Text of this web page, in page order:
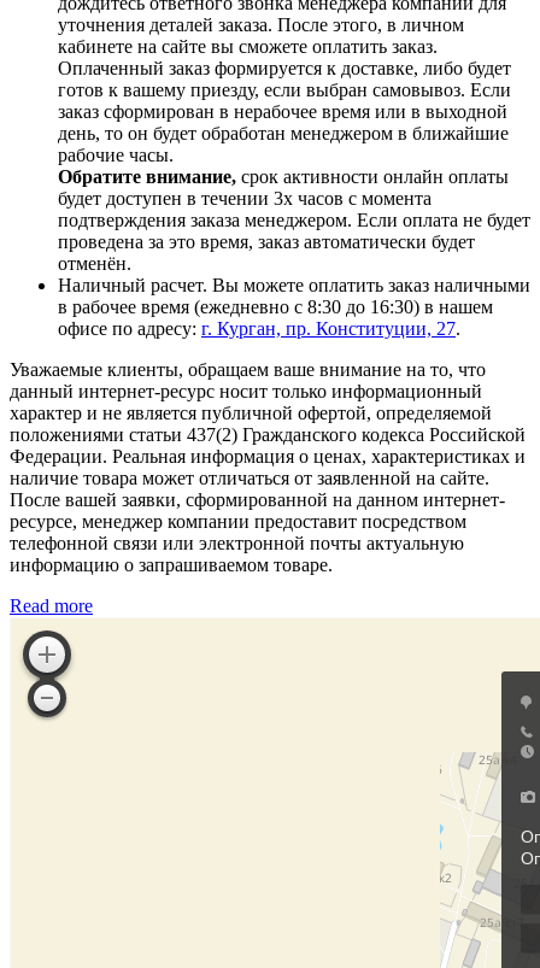
уточнения деталей заказа. После этого, в личном
кабинете на сайте вы сможете оплатить заказ.
Оплаченный заказ формируется к доставке, либо будет
готов к вашему приезду, если выбран самовывоз. Если
заказ сформирован в нерабочее время или в выходной
день, то он будет обработан менеджером в ближайшие
рабочие часы.
Обратите внимание, срок активности онлайн оплаты
будет доступен в течении 3х часов с момента
подтверждения заказа менеджером. Если оплата не будет
проведена за это время, заказ автоматически будет
отменён.
Наличный расчет. Вы можете оплатить заказ наличными
в рабочее время (ежедневно с 8:30 до 16:30) в нашем
офисе по адресу: г. Курган, пр. Конституции, 27.
Уважаемые клиенты, обращаем ваше внимание на то, что
данный интернет-ресурс носит только информационный
характер и не является публичной офертой, определяемой
положениями статьи 437(2) Гражданского кодекса Российской
Федерации. Реальная информация о ценах, характеристиках и
наличие товара может отличаться от заявленной на сайте.
После вашей заявки, сформированной на данном интернет-
ресурсе, менеджер компании предоставит посредством
телефонной связи или электронной почты актуальную
информацию о запрашиваемом товаре.
Read more